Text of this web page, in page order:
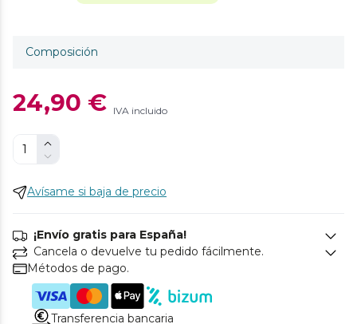
Composición
24,90 € IVA incluido
Avísame si baja de precio
¡Envío gratis para España!
Cancela o devuelve tu pedido fácilmente.
Métodos de pago.
Transferencia bancaria